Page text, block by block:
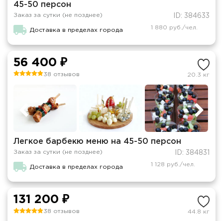
45-50 персон
Заказ за сутки (не позднее) ID: 384633
Доставка в пределах города 1 880 руб./чел.
56 400 ₽
38 отзывов 20.3 кг
Легкое барбекю меню на 45-50 персон
Заказ за сутки (не позднее) ID: 384831
Доставка в пределах города 1 128 руб./чел.
131 200 ₽
38 отзывов 44.8 кг